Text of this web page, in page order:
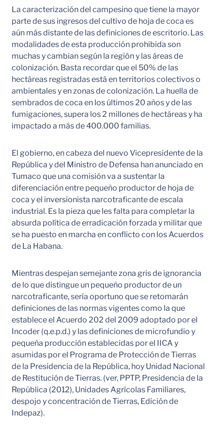
La caracterización del campesino que tiene la mayor
parte de sus ingresos del cultivo de hoja de coca es
aún más distante de las definiciones de escritorio. Las
modalidades de esta producción prohibida son
muchas y cambian según la región y las áreas de
colonización. Basta recordar que el 50% de las
hectáreas registradas está en territorios colectivos o
ambientales y en zonas de colonización. La huella de
sembrados de coca en los últimos 20 años y de las
fumigaciones, supera los 2 millones de hectáreas y ha
impactado a más de 400.000 familias.
El gobierno, en cabeza del nuevo Vicepresidente de la
República y del Ministro de Defensa han anunciado en
Tumaco que una comisión va a sustentar la
diferenciación entre pequeño productor de hoja de
coca y el inversionista narcotraficante de escala
industrial. Es la pieza que les falta para completar la
absurda política de erradicación forzada y militar que
se ha puesto en marcha en conflicto con los Acuerdos
de La Habana.
Mientras despejan semejante zona gris de ignorancia
de lo que distingue un pequeño productor de un
narcotraficante, sería oportuno que se retomarán
definiciones de las normas vigentes como la que
establece el Acuerdo 202 del 2009 adoptado por el
Incoder (q.e.p.d.) y las definiciones de microfundio y
pequeña producción establecidas por el IICA y
asumidas por el Programa de Protección de Tierras
de la Presidencia de la República, hoy Unidad Nacional
de Restitución de Tierras. (ver, PPTP, Presidencia de la
República (2012), Unidades Agrícolas Familiares,
despojo y concentración de Tierras, Edición de
Indepaz).